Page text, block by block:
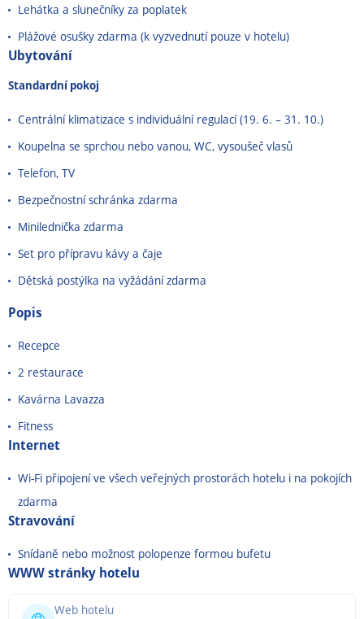
Lehátka a slunečníky za poplatek
Plážové osušky zdarma (k vyzvednutí pouze v hotelu)
Ubytování
Standardní pokoj
Centrální klimatizace s individuální regulací (19. 6. – 31. 10.)
Koupelna se sprchou nebo vanou, WC, vysoušeč vlasů
Telefon, TV
Bezpečnostní schránka zdarma
Minilednička zdarma
Set pro přípravu kávy a čaje
Dětská postýlka na vyžádání zdarma
Popis
Recepce
2 restaurace
Kavárna Lavazza
Fitness
Internet
Wi-Fi připojení ve všech veřejných prostorách hotelu i na pokojích
zdarma
Stravování
Snídaně nebo možnost polopenze formou bufetu
WWW stránky hotelu
Web hotelu